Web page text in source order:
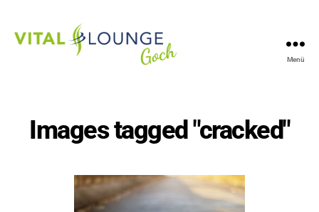
Menü
Images tagged "cracked"